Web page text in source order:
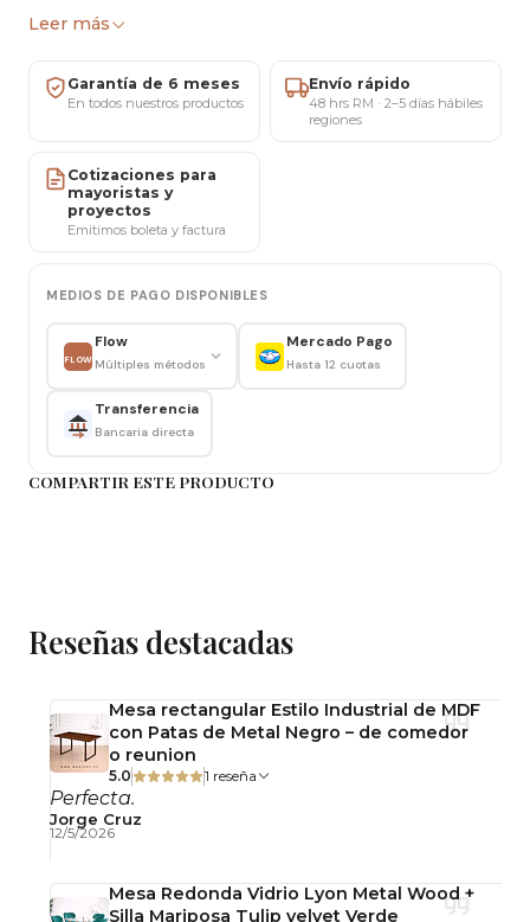
patchwork aporta personalidad visual y un estilo
distintos ambientes interiores.
Fabricada con estructura resistente y patas de
comodidad y una excelente experiencia de uso
diario. Su diseño ergonómico y acolchado en tela
permiten crear espacios cálidos, modernos y
comerciales.
Calidad y Durabilidad
Fabricada con patas de madera de haya alemana
reconocidos por su resistencia, estabilidad y larga
Su estructura soporta hasta 120 kg, entregando
Ancho de silla: 47 cm
Alto de espaldar: 82 cm
Resistencia: Hasta 120 kg
Material: Haya alemana
Tapizado: Tela Patchwork blanco y negro
Uso: Interior
Usos Recomendados
Hogares
Leer más
Garantía de 6 meses
En todos nuestros productos
Envío rápido
48 hrs RM · 2–5 días hábiles
regiones
Cotizaciones para
mayoristas y
proyectos
Emitimos boleta y factura
MEDIOS DE PAGO DISPONIBLES
FLOW
Flow
Múltiples métodos
Mercado Pago
Hasta 12 cuotas
Transferencia
Bancaria directa
COMPARTIR ESTE PRODUCTO
Reseñas destacadas
Mesa rectangular Estilo Industrial de MDF
con Patas de Metal Negro – de comedor
o reunion
5.0 1 reseña
Perfecta.
Jorge Cruz
12/5/2026
Mesa Redonda Vidrio Lyon Metal Wood +
Silla Mariposa Tulip velvet Verde